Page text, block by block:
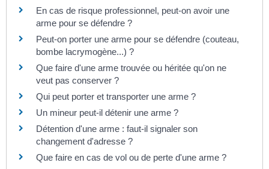
En cas de risque professionnel, peut-on avoir une
arme pour se défendre ?
Peut-on porter une arme pour se défendre (couteau,
bombe lacrymogène...) ?
Que faire d'une arme trouvée ou héritée qu'on ne
veut pas conserver ?
Qui peut porter et transporter une arme ?
Un mineur peut-il détenir une arme ?
Détention d'une arme : faut-il signaler son
changement d'adresse ?
Que faire en cas de vol ou de perte d'une arme ?